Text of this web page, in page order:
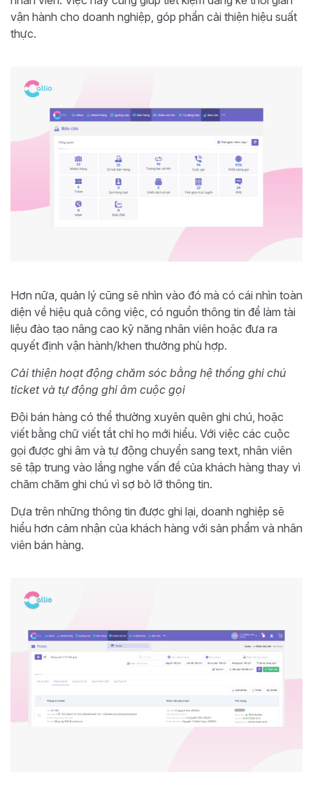
vận hành cho doanh nghiệp, góp phần cải thiện hiệu suất
thực.
Hơn nữa, quản lý cũng sẽ nhìn vào đó mà có cái nhìn toàn
diện về hiệu quả công việc, có nguồn thông tin để làm tài
liệu đào tạo nâng cao kỹ năng nhân viên hoặc đưa ra
quyết định vận hành/khen thưởng phù hợp.
Cải thiện hoạt động chăm sóc bằng hệ thống ghi chú
ticket và tự động ghi âm cuộc gọi
Đội bán hàng có thể thường xuyên quên ghi chú, hoặc
viết bằng chữ viết tắt chỉ họ mới hiểu. Với việc các cuộc
gọi được ghi âm và tự động chuyển sang text, nhân viên
sẽ tập trung vào lắng nghe vấn đề của khách hàng thay vì
chăm chăm ghi chú vì sợ bỏ lỡ thông tin.
Dựa trên những thông tin được ghi lại, doanh nghiệp sẽ
hiểu hơn cảm nhận của khách hàng với sản phẩm và nhân
viên bán hàng.